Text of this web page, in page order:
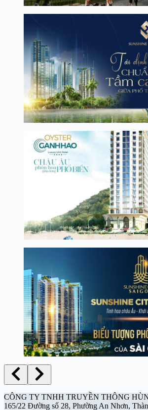
CÔNG TY TNHH TRUYỀN THÔNG
165/22 Đường số 28, Phường An Nhơn,